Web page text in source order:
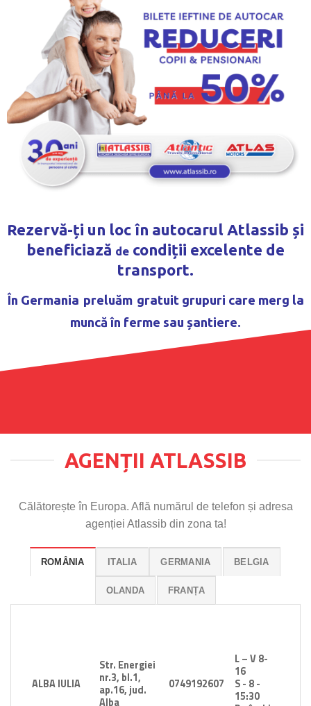
Rezervă-ți un loc în autocarul Atlassib și
beneficiază de condiții excelente de
transport.
În Germania preluăm gratuit grupuri care merg la
muncă în ferme sau șantiere.
AGENȚII ATLASSIB
Călătorește în Europa. Află numărul de telefon și adresa
agenției Atlassib din zona ta!
ROMÂNIA ITALIA GERMANIA BELGIA
OLANDA FRANȚA
ALBA IULIA
Str. Energiei
nr.3, bl.1,
ap.16, jud.
Alba
0749192607
L – V 8-
16
S - 8 -
15:30